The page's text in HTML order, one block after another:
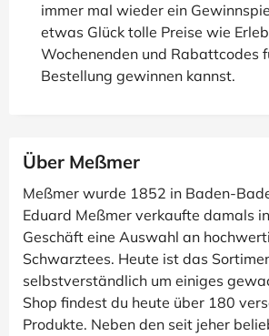
immer mal wieder ein
etwas Glück tolle Preise wie
Wochenenden und Rabattcodes
Bestellung gewinnen kannst.
Über Meßmer
Meßmer wurde 1852 in Baden-
Eduard Meßmer verkaufte damals
Geschäft eine Auswahl an
Schwarztees. Heute ist das
selbstverständlich um einiges
Shop findest du heute über 180
Produkte. Neben den seit jeher